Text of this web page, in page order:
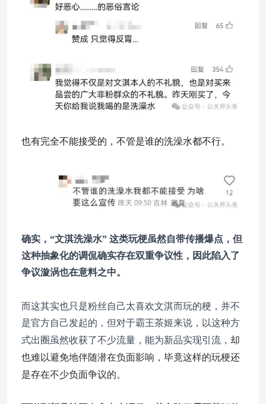
也有完全不能接受的，不管是谁的洗澡水都不行。
确实，“文淇洗澡水” 这类玩梗虽然自带传播爆点，但
这种抽象化的调侃确实存在双重争议性，因此陷入了
争议漩涡也在意料之中。
而这其实也只是粉丝自己太喜欢文淇而玩的梗，并不
是官方自己发起的，但对于霸王茶姬来说，以这种方
式出圈虽然收获了不少流量，能为新品实现引流， 却
也难以避免地伴随潜在负面影响，毕竟这样的玩梗还
是存在不少负面争议的。